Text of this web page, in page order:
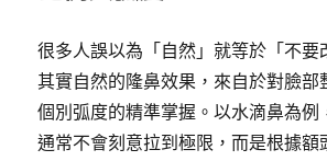
很多人誤以為「自然」就等於「不要
其實自然的隆鼻效果，來自於對臉部
個別弧度的精準掌握。以水滴鼻為例
通常不會刻意拉到極限，而是根據額